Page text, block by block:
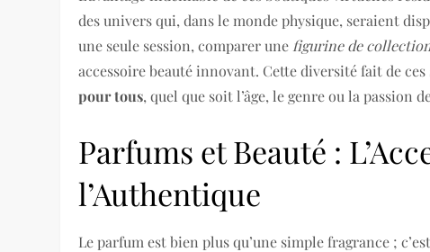
des univers qui, dans le monde physique, seraient
une seule session, comparer une figurine de
accessoire beauté innovant. Cette diversité fait de
pour tous, quel que soit l’âge, le genre ou la passion
Parfums et Beauté :
l’Authentique
Le parfum est bien plus qu’une simple fragrance ;